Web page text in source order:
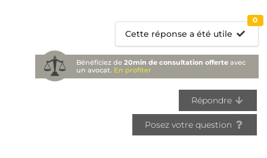
Cette réponse a été utile
0
Bénéficiez de20min de consultation offerte avec
un avocat. En profiter
Répondre
Posez votre question